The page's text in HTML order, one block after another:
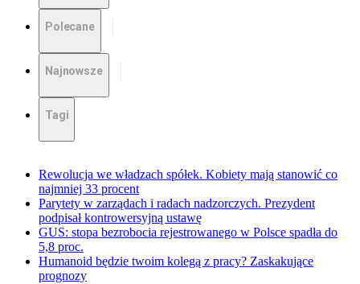
Polecane
Najnowsze
Tagi
Rewolucja we władzach spółek. Kobiety mają stanowić co
najmniej 33 procent
Parytety w zarządach i radach nadzorczych. Prezydent
podpisał kontrowersyjną ustawę
GUS: stopa bezrobocia rejestrowanego w Polsce spadła do
5,8 proc.
Humanoid będzie twoim kolegą z pracy? Zaskakujące
prognozy